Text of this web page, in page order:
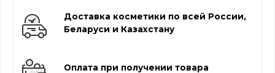
Доставка косметики по всей России,
Беларуси и Казахстану
Оплата при получении товара